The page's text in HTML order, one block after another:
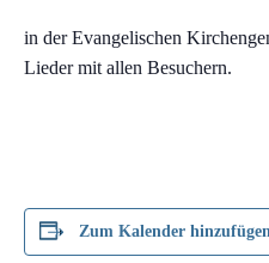
in der Evangelischen
Lieder mit allen Besuchern.
Zum Kalender